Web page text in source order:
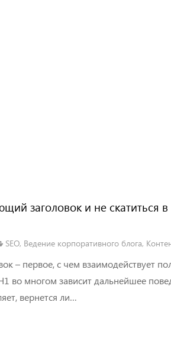
заголовок и не скатиться
SEO, Ведение корпоративного блога,
– первое, с чем взаимодействует
во многом зависит дальнейшее
вернется ли…